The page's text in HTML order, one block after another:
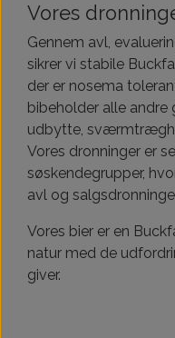
Vores
Gennem avl,
sikrer vi stabile
der er nosema
bibeholder alle andre
udbytte,
Vores dronninger er
søskendegrupper,
avl og
Vores bier er en
natur med de
giver.